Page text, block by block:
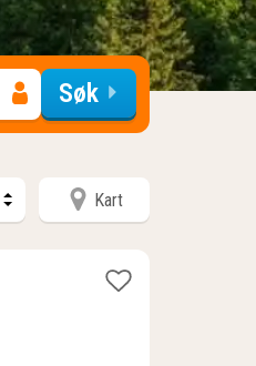
Søk
Kart